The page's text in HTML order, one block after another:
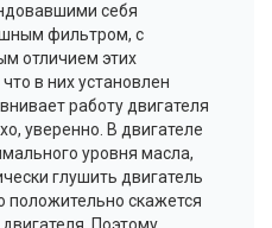
себя
фильтром, с
отличием этих
в них установлен
работу двигателя
уверенно. В двигателе
уровня масла,
глушить двигатель
положительно скажется